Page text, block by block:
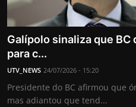
Galípolo sinaliza que
para c...
UTV_NEWS 24/07/2026 - 15:20
Presidente do BC afirmou que
mas adiantou que tend...